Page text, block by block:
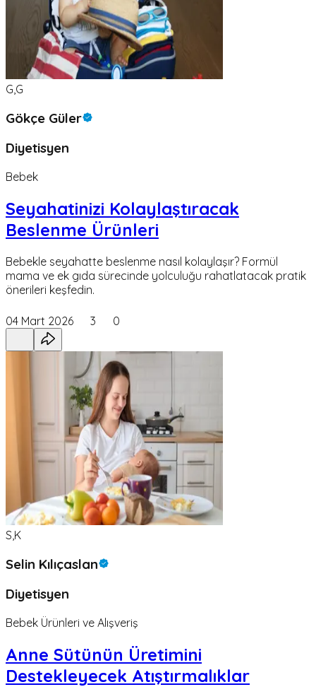
G,G
Gökçe Güler
Diyetisyen
Bebek
Seyahatinizi Kolaylaştıracak
Beslenme Ürünleri
Bebekle seyahatte beslenme nasıl kolaylaşır? Formül
mama ve ek gıda sürecinde yolculuğu rahatlatacak pratik
önerileri keşfedin.
04 Mart 2026 3 0
S,K
Selin Kılıçaslan
Diyetisyen
Bebek Ürünleri ve Alışveriş
Anne Sütünün Üretimini
Destekleyecek Atıştırmalıklar